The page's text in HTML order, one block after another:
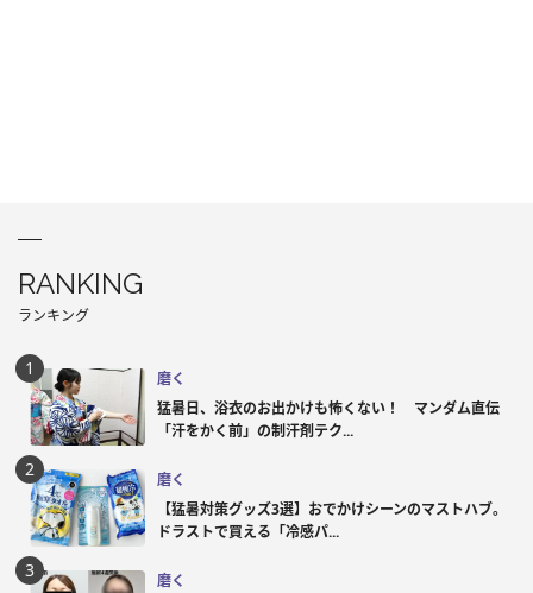
RANKING
ランキング
磨く
猛暑日、浴衣のお出かけも怖くない！ マンダム直伝
「汗をかく前」の制汗剤テク...
磨く
【猛暑対策グッズ3選】おでかけシーンのマストハブ。
ドラストで買える「冷感パ...
磨く